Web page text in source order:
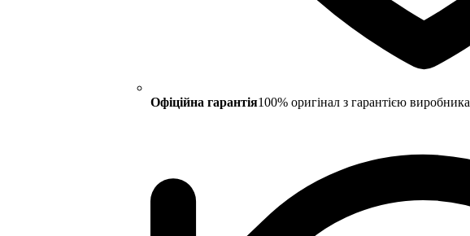
Офіційна гарантія100% оригінал з гарантією виробника